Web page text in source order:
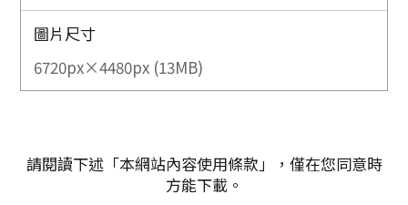
圖片尺寸
6720px×4480px (13MB)
請閱讀下述「本網站內容使用條款」，僅在您同意時
方能下載。